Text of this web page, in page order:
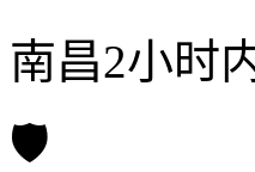
南昌2小时
🛡️